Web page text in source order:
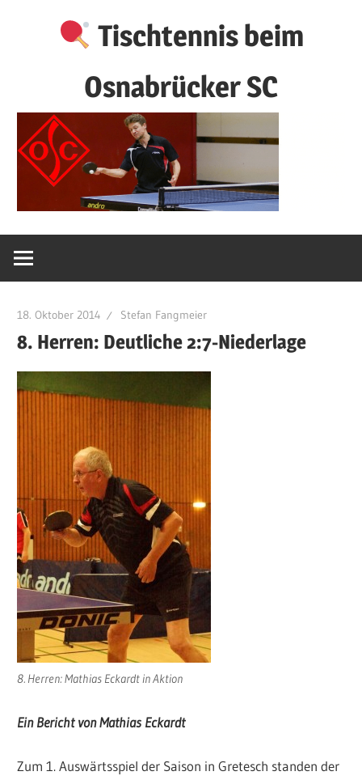
Tischtennis beim
Osnabrücker SC
18. Oktober 2014 Stefan Fangmeier
8. Herren: Deutliche 2:7-Niederlage
8. Herren: Mathias Eckardt in Aktion
Ein Bericht von Mathias Eckardt
Zum 1. Auswärtsspiel der Saison in Gretesch standen der